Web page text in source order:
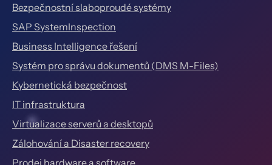
Bezpečnostní slaboproudé systémy
SAP SystemInspection
Business Intelligence řešení
Systém pro správu dokumentů (DMS M-Files)
Kybernetická bezpečnost
IT infrastruktura
Virtualizace serverů a desktopů
Zálohování a Disaster recovery
Prodej hardware a software